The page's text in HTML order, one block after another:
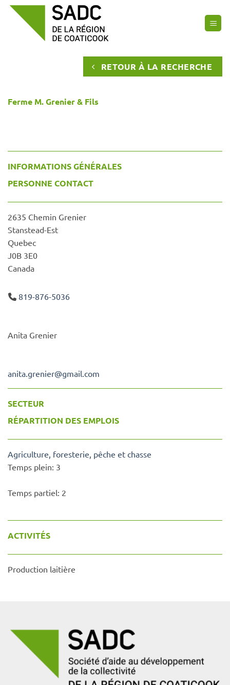
Passer
RETOUR À LA RECHERCHE
Ferme M. Grenier & Fils
INFORMATIONS GÉNÉRALES
PERSONNE CONTACT
2635 Chemin Grenier
Stanstead-Est
Quebec
J0B 3E0
Canada
819-876-5036
Anita Grenier
anita.grenier@gmail.com
SECTEUR
RÉPARTITION DES EMPLOIS
Agriculture, foresterie, pêche et chasse
Temps plein: 3
Temps partiel: 2
ACTIVITÉS
Production laitière